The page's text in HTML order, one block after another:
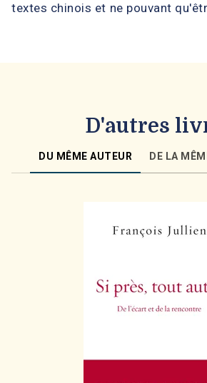
textes chinois et ne pouvant
D'autres
DU MÊME AUTEUR DE LA